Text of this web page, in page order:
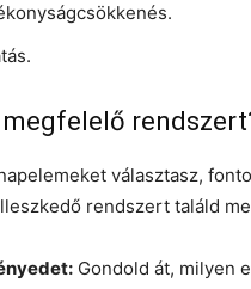
választasz,
rendszert találd
Gondold át, milyen